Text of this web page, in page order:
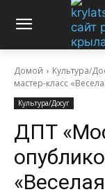
Домой Культура/
мастер-класс
Культура/Досуг
ДПТ